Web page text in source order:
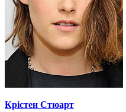
Крістен Стюарт